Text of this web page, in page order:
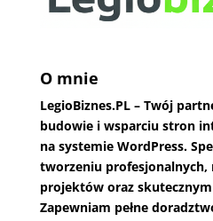
O mnie
LegioBiznes.PL– Twój
budowie i wsparciu stron
na systemie WordPress.
tworzeniu profesjonalnych,
projektów oraz
Zapewniam pełne